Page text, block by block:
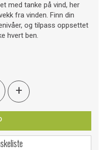
med tanke på vind, her
fra vinden. Finn din
og tilpass oppsettet
hvert ben.
+